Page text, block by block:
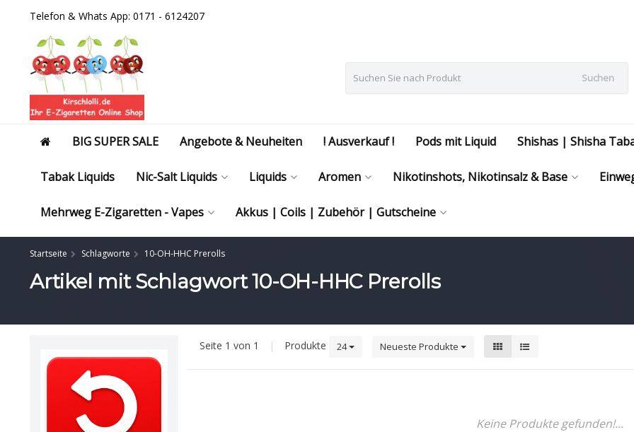
Telefon & Whats App: 0171 - 6124207
Suchen
BIG SUPER SALE Angebote & Neuheiten ! Ausverkauf ! Pods mit Liquid Shishas | Shisha
Tabak Liquids Nic-Salt Liquids Liquids Aromen Nikotinshots, Nikotinsalz & Base
Mehrweg E-Zigaretten - Vapes Akkus | Coils | Zubehör | Gutscheine
Startseite Schlagworte 10-OH-HHC Prerolls
Artikel mit Schlagwort 10-OH-HHC Prerolls
Seite 1 von 1 | Produkte 24 Neueste Produkte
Keine Produkte gefunden!...